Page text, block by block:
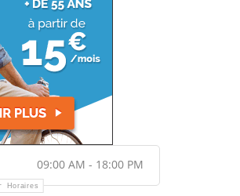
09:00 AM - 18:00 PM
Horaires